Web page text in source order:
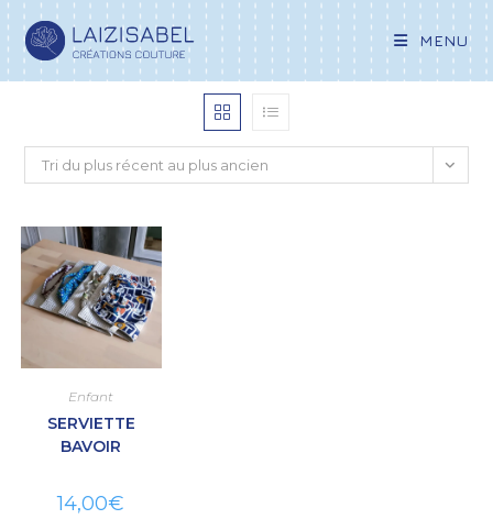
MENU
Tri du plus récent au plus ancien
Enfant
SERVIETTE
BAVOIR
14,00€